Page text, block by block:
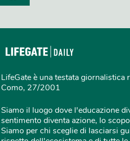
LifeGate è una testata
Como, 27/2001
Siamo il luogo dove l'educazione
sentimento diventa azione, lo
Siamo per chi sceglie di lasciarsi